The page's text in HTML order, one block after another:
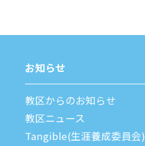
お知らせ
教区からのお知らせ
教区ニュース
Tangible(生涯養成委員会)